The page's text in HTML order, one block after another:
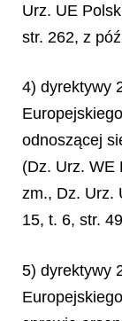
Urz. UE
str. 262, z
4) dyrektywy
odnoszącej
(Dz. Urz. WE
zm., Dz. Urz.
15, t. 6, str.
5) dyrektywy